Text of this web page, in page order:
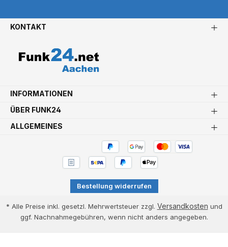
KONTAKT
INFORMATIONEN
ÜBER FUNK24
ALLGEMEINES
Bestellung widerrufen
* Alle Preise inkl. gesetzl. Mehrwertsteuer zzgl. Versandkosten und
ggf. Nachnahmegebühren, wenn nicht anders angegeben.